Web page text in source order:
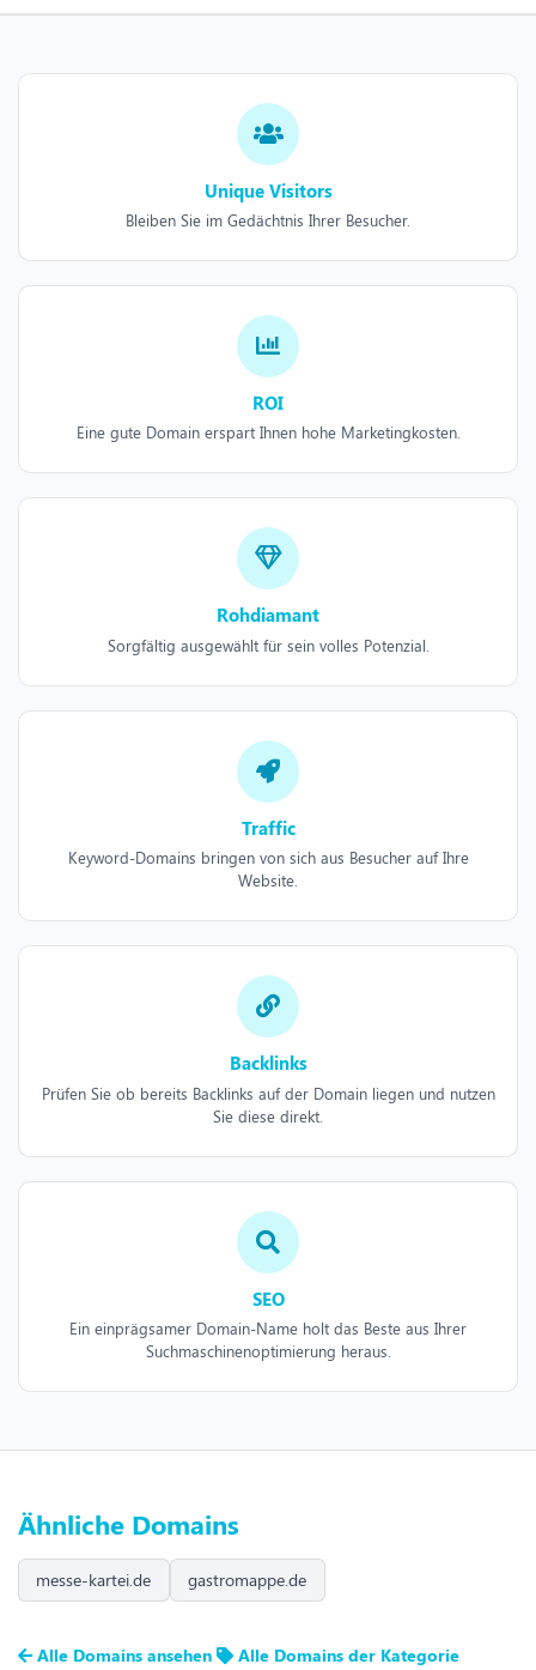
Unique Visitors
Bleiben Sie im Gedächtnis Ihrer Besucher.
ROI
Eine gute Domain erspart Ihnen hohe Marketingkosten.
Rohdiamant
Sorgfältig ausgewählt für sein volles Potenzial.
Traffic
Keyword-Domains bringen von sich aus Besucher auf Ihre
Website.
Backlinks
Prüfen Sie ob bereits Backlinks auf der Domain liegen und nutzen
Sie diese direkt.
SEO
Ein einprägsamer Domain-Name holt das Beste aus Ihrer
Suchmaschinenoptimierung heraus.
Ähnliche Domains
messe-kartei.de gastromappe.de
Alle Domains ansehen
Alle Domains der Kategorie